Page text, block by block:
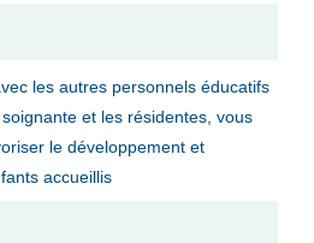
les autres personnels éducatifs
et les résidentes, vous
le développement et
accueillis